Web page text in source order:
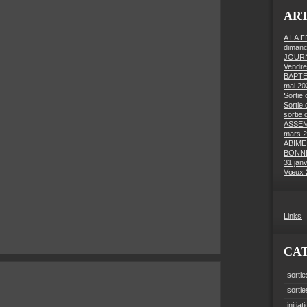
A LA
mai
Sortie
Sortie
sortie
mars
31
Vœux
Links